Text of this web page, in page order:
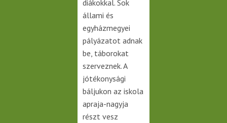
diákokkal. Sok
állami és
egyházmegyei
pályázatot adnak
be, táborokat
szerveznek. A
jótékonysági
báljukon az iskola
apraja-nagyja
részt vesz